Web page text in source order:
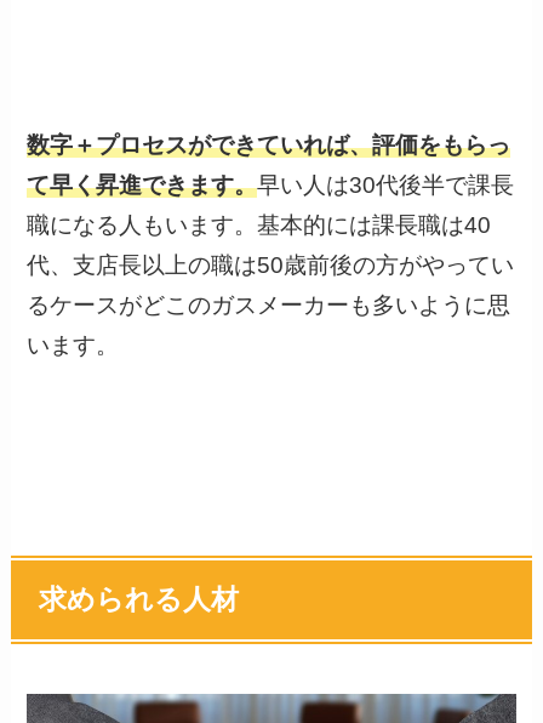
数字＋プロセスができていれば、評価をもらっ
て早く昇進できます。早い人は30代後半で課長
職になる人もいます。基本的には課長職は40
代、支店長以上の職は50歳前後の方がやってい
るケースがどこのガスメーカーも多いように思
います。
求められる人材